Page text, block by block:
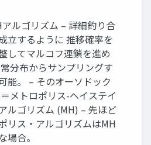
ルゴリズム – 詳細釣り合
立するように 推移確率を
してマルコフ連鎖を進め
分布からサンプリングす
能。 – そのオーソドック
メトロポリス-ヘイステイ
ルゴリズム (MH) – 先ほど
リス・アルゴリズムはMH
場合。